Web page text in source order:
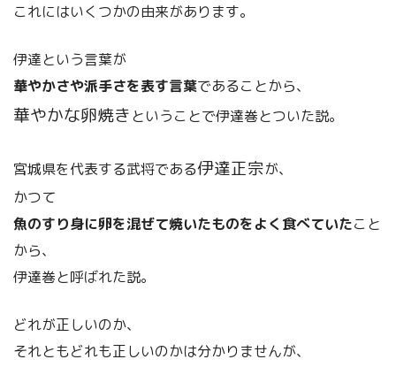
これにはいくつかの由来があります。
伊達という言葉が
華やかさや派手さを表す言葉であることから、
華やかな卵焼きということで伊達巻とついた説。
宮城県を代表する武将である伊達正宗が、
かつて
魚のすり身に卵を混ぜて焼いたものをよく食べていたこと
から、
伊達巻と呼ばれた説。
どれが正しいのか、
それともどれも正しいのかは分かりませんが、